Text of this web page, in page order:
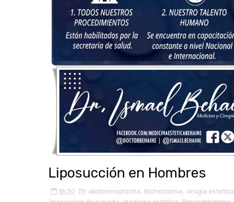
Liposucción en Hombres
18:30 abdominoplastia, Bichectomia, cirugia estetica